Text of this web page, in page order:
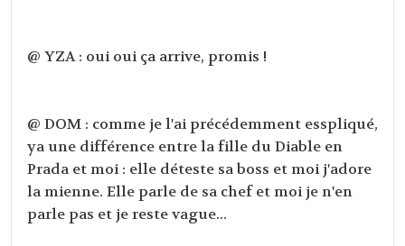
@ YZA : oui oui ça arrive, promis !
@ DOM : comme je l'ai précédemment esspliqué,
ya une différence entre la fille du Diable en
Prada et moi : elle déteste sa boss et moi j'adore
la mienne. Elle parle de sa chef et moi je n'en
parle pas et je reste vague...